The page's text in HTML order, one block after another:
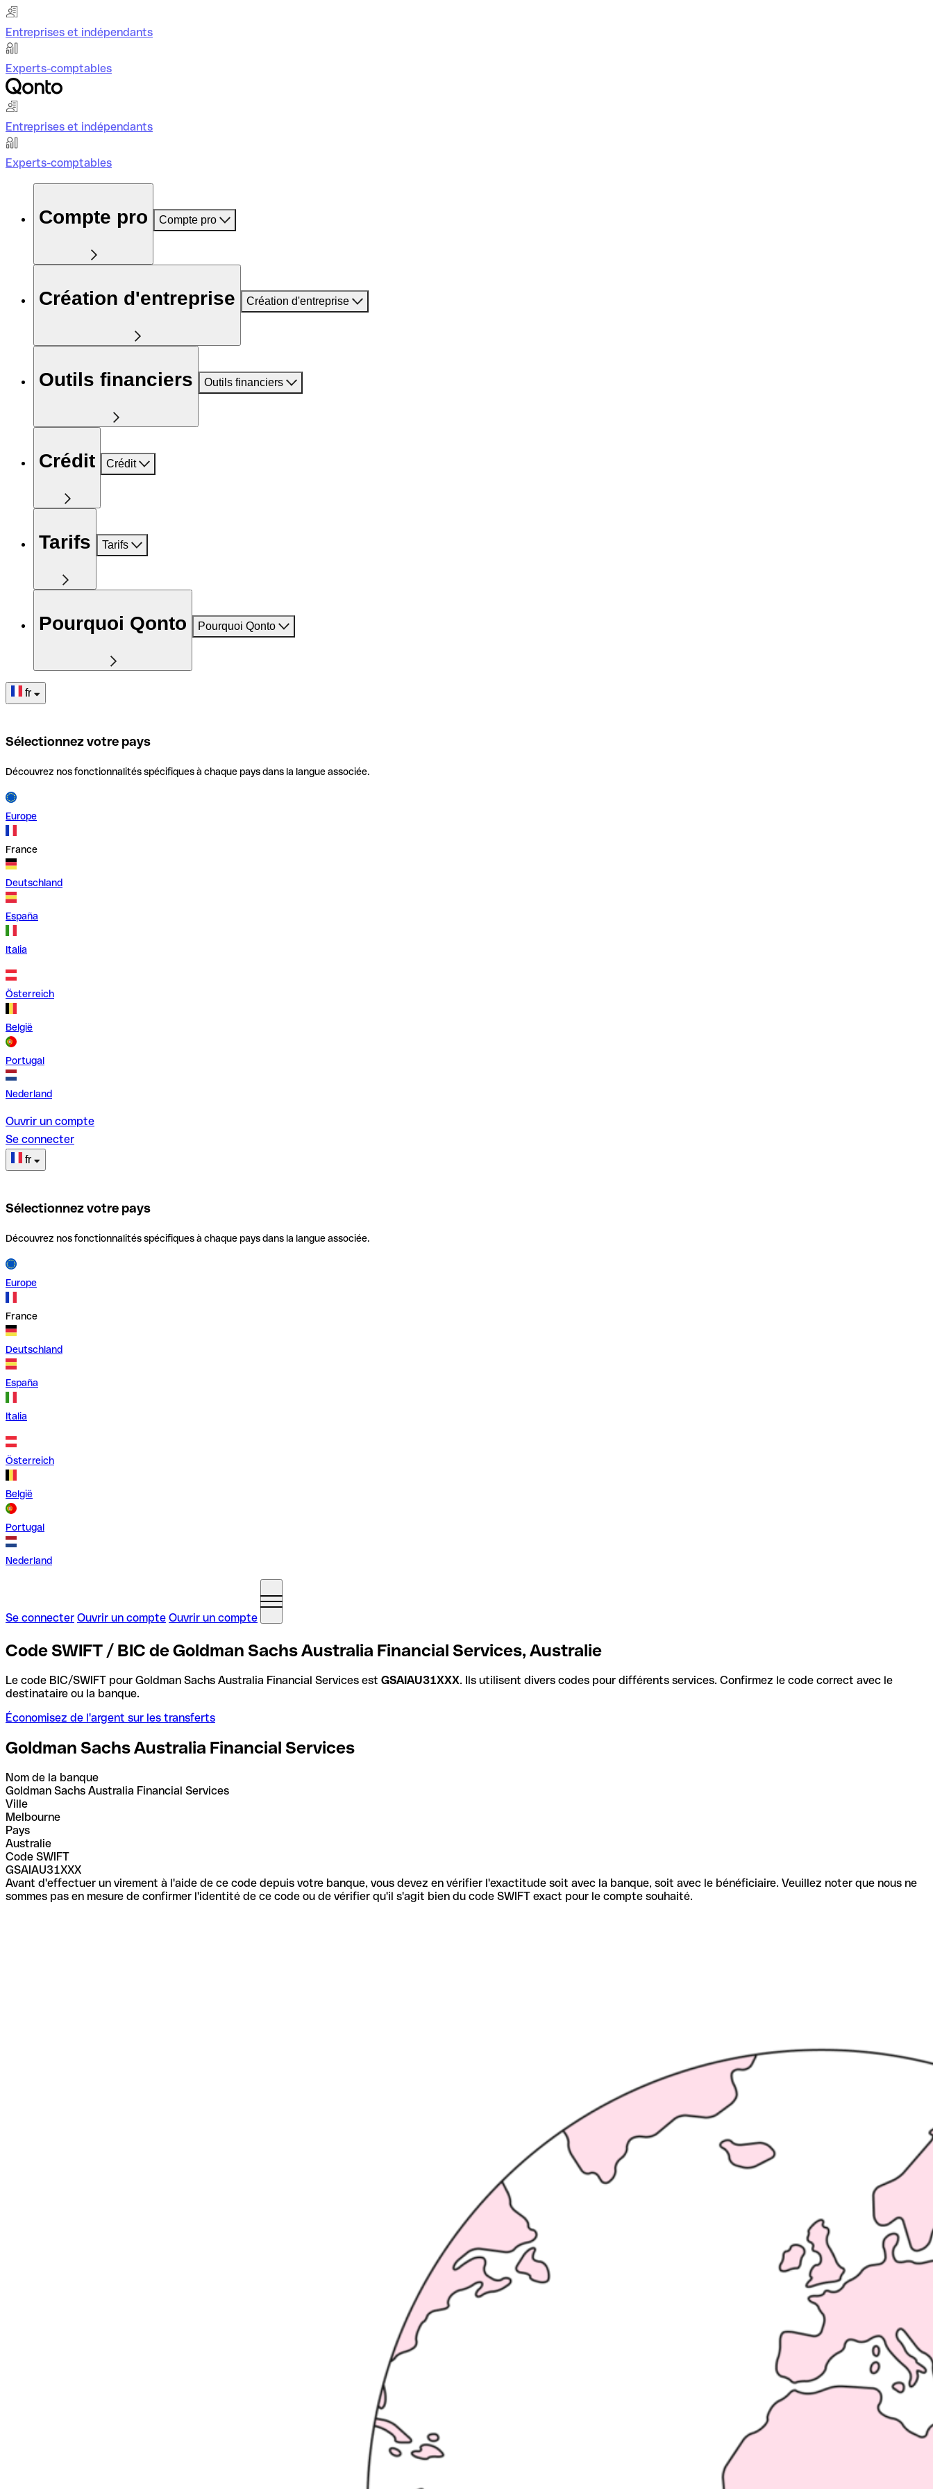
Entreprises et indépendants
Experts-comptables
Entreprises et indépendants
Experts-comptables
Compte pro Compte pro
Création d'entreprise Création d'entreprise
Outils financiers Outils financiers
Crédit Crédit
Tarifs Tarifs
Pourquoi Qonto Pourquoi Qonto
fr
Sélectionnez votre pays
Découvrez nos fonctionnalités spécifiques à chaque pays dans la langue associée.
Europe
France
Deutschland
España
Italia
Österreich
België
Portugal
Nederland
Ouvrir un compte
Se connecter
fr
Sélectionnez votre pays
Découvrez nos fonctionnalités spécifiques à chaque pays dans la langue associée.
Europe
France
Deutschland
España
Italia
Österreich
België
Portugal
Nederland
Se connecter Ouvrir un compte Ouvrir un compte
Code SWIFT / BIC de Goldman Sachs Australia Financial Services, Australie
Le code BIC/SWIFT pour Goldman Sachs Australia Financial Services est GSAIAU31XXX. Ils utilisent divers codes pour différents services. Confirmez le code correct avec le
destinataire ou la banque.
Économisez de l'argent sur les transferts
Goldman Sachs Australia Financial Services
Nom de la banque
Goldman Sachs Australia Financial Services
Ville
Melbourne
Pays
Australie
Code SWIFT
GSAIAU31XXX
Avant d'effectuer un virement à l'aide de ce code depuis votre banque, vous devez en vérifier l'exactitude soit avec la banque, soit avec le bénéficiaire. Veuillez noter que nous ne
sommes pas en mesure de confirmer l'identité de ce code ou de vérifier qu'il s'agit bien du code SWIFT exact pour le compte souhaité.